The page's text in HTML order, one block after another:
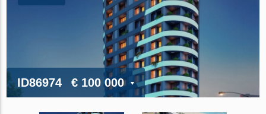
ID86974 € 100 000